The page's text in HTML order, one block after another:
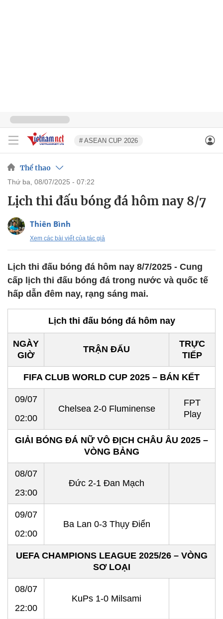
# ASEAN CUP 2026
Thể thao
thứ ba, 08/07/2025 - 07:22
Lịch thi đấu bóng đá hôm nay 8/7
Thiên Bình
Xem các bài viết của tác giả
Lịch thi đấu bóng đá hôm nay 8/7/2025 - Cung
cấp lịch thi đấu bóng đá trong nước và quốc tế
hấp dẫn đêm nay, rạng sáng mai.
Lịch thi đấu bóng đá hôm nay
NGÀY
GIỜ
TRẬN ĐẤU
TRỰC
TIẾP
FIFA CLUB WORLD CUP 2025 – BÁN KẾT
09/07
02:00
Chelsea 2-0 Fluminense
FPT
Play
GIẢI BÓNG ĐÁ NỮ VÔ ĐỊCH CHÂU ÂU 2025 –
VÒNG BẢNG
08/07
23:00
Đức 2-1 Đan Mạch
09/07
02:00
Ba Lan 0-3 Thụy Điển
UEFA CHAMPIONS LEAGUE 2025/26 – VÒNG
SƠ LOẠI
08/07
22:00
KuPs 1-0 Milsami